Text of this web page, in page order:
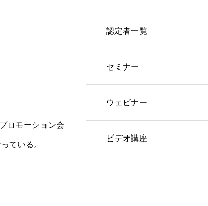
ロモーション会
ている。
認定者一覧
セミナー
ウェビナー
ビデオ講座